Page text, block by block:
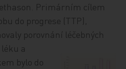
Primárním cílem
do progrese (TTP),
porovnání léčebných
a
bylo do